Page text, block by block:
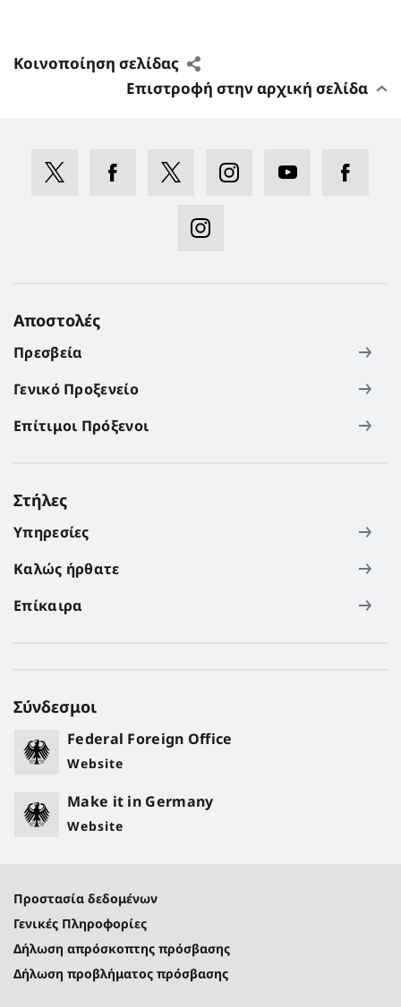
Κοινοποίηση σελίδας
Επιστροφή στην αρχική σελίδα
Αποστολές
Πρεσβεία
Γενικό Προξενείο
Επίτιμοι Πρόξενοι
Στήλες
Υπηρεσίες
Καλώς ήρθατε
Επίκαιρα
Σύνδεσμοι
Federal Foreign Office
Website
Make it in Germany
Website
Προστασία δεδομένων
Γενικές Πληροφορίες
Δήλωση απρόσκοπτης πρόσβασης
Δήλωση προβλήματος πρόσβασης